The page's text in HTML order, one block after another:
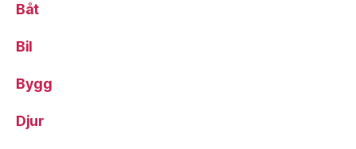
Båt
Bil
Bygg
Djur